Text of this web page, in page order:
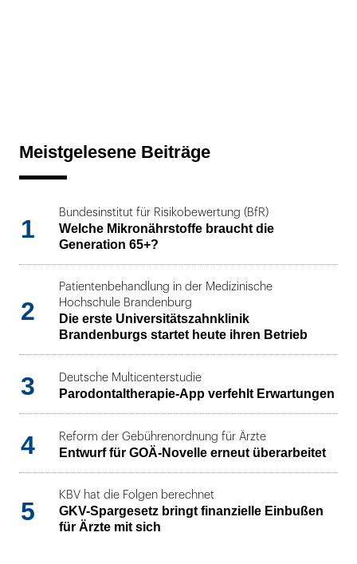
Meistgelesene Beiträge
1
Bundesinstitut für Risikobewertung (BfR)
Welche Mikronährstoffe braucht die
Generation 65+?
2
Patientenbehandlung in der Medizinische
Hochschule Brandenburg
Die erste Universitätszahnklinik
Brandenburgs startet heute ihren Betrieb
3 Deutsche Multicenterstudie
Parodontaltherapie-App verfehlt Erwartungen
4 Reform der Gebührenordnung für Ärzte
Entwurf für GOÄ-Novelle erneut überarbeitet
5
KBV hat die Folgen berechnet
GKV-Spargesetz bringt finanzielle Einbußen
für Ärzte mit sich